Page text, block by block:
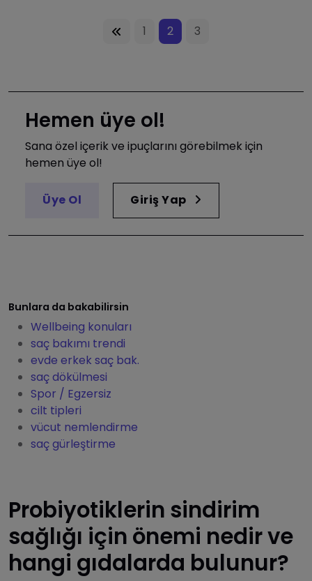
1 2 3
Hemen üye ol!
Sana özel içerik ve ipuçlarını görebilmek için
hemen üye ol!
Üye Ol Giriş Yap
Bunlara da bakabilirsin
Wellbeing konuları
saç bakımı trendi
evde erkek saç bak.
saç dökülmesi
Spor / Egzersiz
cilt tipleri
vücut nemlendirme
saç gürleştirme
Probiyotiklerin sindirim
sağlığı için önemi nedir ve
hangi gıdalarda bulunur?